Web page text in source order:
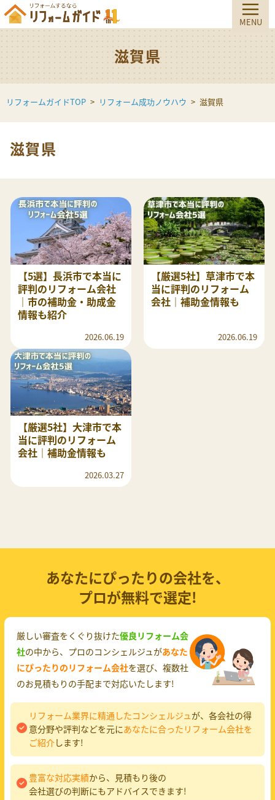
滋賀県
リフォームガイドTOP リフォーム成功ノウハウ 滋賀県
滋賀県
【5選】長浜市で本当に
評判のリフォーム会社
｜市の補助金・助成金
情報も紹介
2026.06.19
【厳選5社】草津市で本
当に評判のリフォーム
会社｜補助金情報も
2026.06.19
【厳選5社】大津市で本
当に評判のリフォーム
会社｜補助金情報も
2026.03.27
あなたにぴったりの会社を、
プロが無料で選定!
厳しい審査をくぐり抜けた優良リフォーム会
社の中から、プロのコンシェルジュがあなた
にぴったりのリフォーム会社を選び、複数社
のお見積もりの手配まで対応いたします!
リフォーム業界に精通したコンシェルジュが、各会社の得
意分野や評判などを元にあなたに合ったリフォーム会社を
ご紹介します!
豊富な対応実績から、見積もり後の
会社選びの判断にもアドバイスできます!